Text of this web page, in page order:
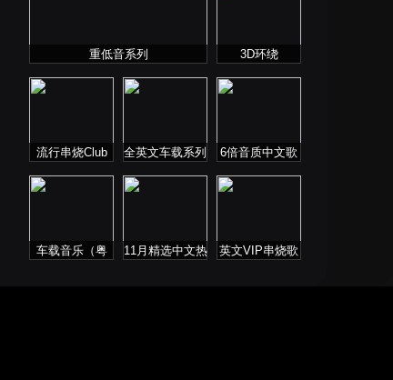
重低音系列 3D环绕
流行串烧Club 全英文车载系列
6倍音质中文歌
车载音乐（粤
11月精选中文热
英文VIP串烧歌